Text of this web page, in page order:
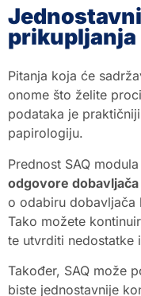
prikupljanja
Pitanja koja će
onome što želite
podataka je
papirologiju.
Prednost SAQ
odgovore dobavljača
o odabiru dobavljača
Tako možete
te utvrditi nedostatke
Također, SAQ može
biste jednostavnije